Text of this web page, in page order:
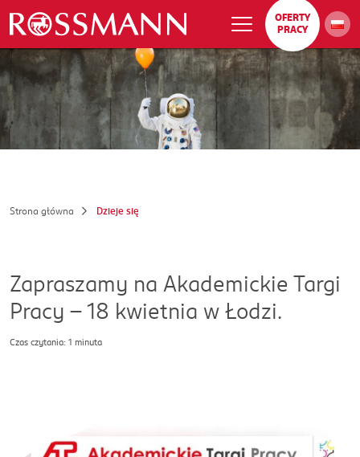
OFERTY
PRACY
Strona główna Dzieje się
Zapraszamy na Akademickie Targi
Pracy - 18 kwietnia w Łodzi.
Czas czytania: 1 minuta